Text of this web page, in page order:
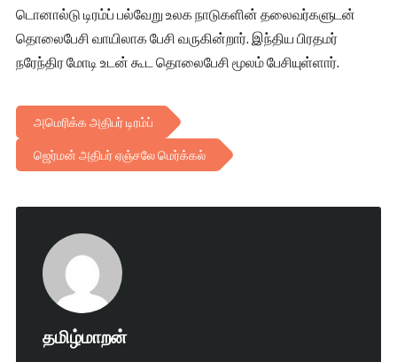
டொனால்டு டிரம்ப் பல்வேறு உலக நாடுகளின் தலைவர்களுடன்
தொலைபேசி வாயிலாக பேசி வருகின்றார். இந்திய பிரதமர்
நரேந்திர மோடி உடன் கூட தொலைபேசி மூலம் பேசியுள்ளார்.
அமெரிக்க அதிபர் டிரம்ப்
ஜெர்மன் அதிபர் ஏஞ்சலே மெர்க்கல்
தமிழ்மாறன்